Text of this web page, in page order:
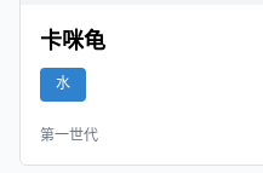
卡咪龟
水
第一世代